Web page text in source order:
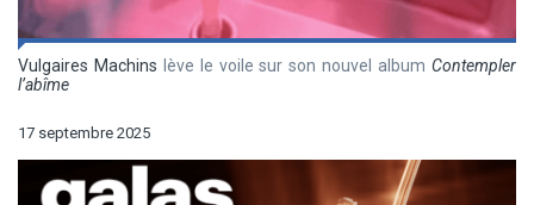
Vulgaires Machins lève le voile sur son nouvel albumContempler
l’abîme
17 septembre 2025